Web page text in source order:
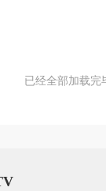
已经全部加载完